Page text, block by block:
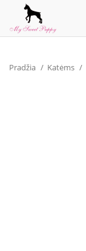
Pradžia Katėms